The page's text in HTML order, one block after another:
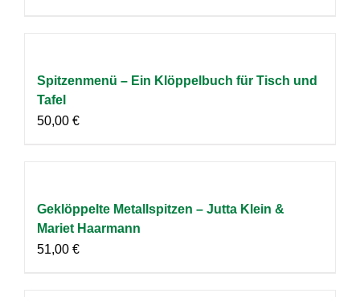
Spitzenmenü – Ein Klöppelbuch für Tisch und
Tafel
50,00 €
Geklöppelte Metallspitzen – Jutta Klein &
Mariet Haarmann
51,00 €